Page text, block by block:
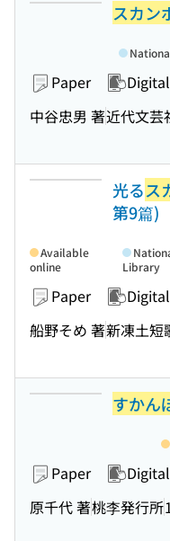
スカン
Paper Digital
中谷忠男 著近代文芸
光るス
第9篇)
Paper Digital
船野そめ 著新凍土短
Available
online
Library
すかん
Paper Digital
原千代 著桃李発行所